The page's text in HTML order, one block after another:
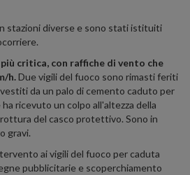
stazioni diverse e sono stati istituiti
critica, con raffiche di vento che
h.Due vigili del fuoco sono rimasti feriti
da un palo di cemento caduto per
ricevuto un colpo all'altezza della
del casco protettivo. Sono in
gravi.
ai vigili del fuoco per caduta
pubblicitarie e scoperchiamento